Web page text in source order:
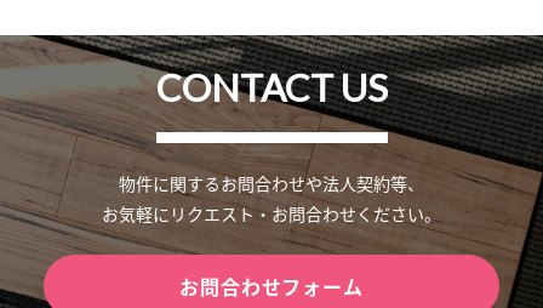
CONTACT US
物件に関するお問合わせや法人契約等、
お気軽にリクエスト・お問合わせください。
お問合わせフォーム